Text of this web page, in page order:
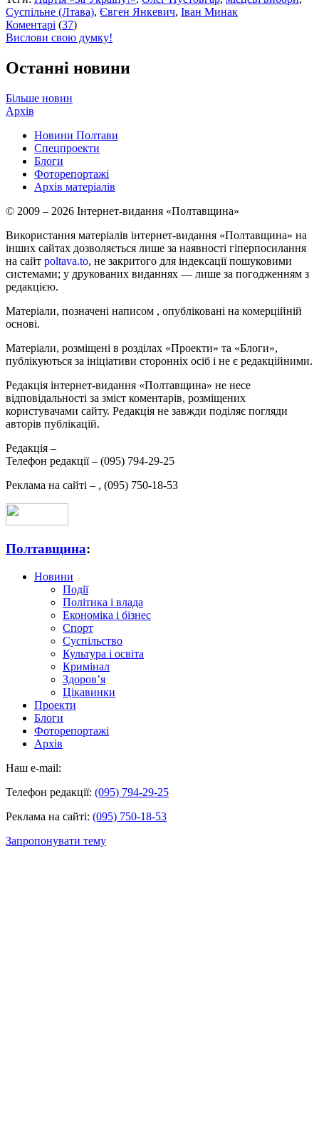
Суспільне (Лтава), Євген Янкевич, Іван Минак
Коментарі (37)
Вислови свою думку!
Останні новини
Більше новин
Архів
Новини Полтави
Спецпроекти
Блоги
Фоторепортажі
Архів матеріалів
© 2009 – 2026 Інтернет-видання «Полтавщина»
Використання матеріалів інтернет-видання «Полтавщина» на
інших сайтах дозволяється лише за наявності гіперпосилання
на сайт poltava.to, не закритого для індексації пошуковими
системами; у друкованих виданнях — лише за погодженням з
редакцією.
Матеріали, позначені написом , опубліковані на комерційній
основі.
Матеріали, розміщені в розділах «Проекти» та «Блоги»,
публікуються за ініціативи сторонніх осіб і не є редакційними.
Редакція інтернет-видання «Полтавщина» не несе
відповідальності за зміст коментарів, розміщених
користувачами сайту. Редакція не завжди поділяє погляди
авторів публікацій.
Редакція –
Телефон редакції – (095) 794-29-25
Реклама на сайті – , (095) 750-18-53
Полтавщина:
Новини
Події
Політика і влада
Економіка і бізнес
Спорт
Суспільство
Культура і освіта
Кримінал
Здоров’я
Цікавинки
Проекти
Блоги
Фоторепортажі
Архів
Наш e-mail:
Телефон редакції: (095) 794-29-25
Реклама на сайті: (095) 750-18-53
Запропонувати тему